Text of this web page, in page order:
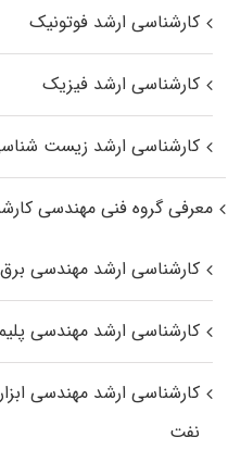
کارشناسی ارشد فوتونیک
کارشناسی ارشد فیزیک
کارشناسی ارشد زیست‌
معرفی گروه فنی مهندسی
کارشناسی ارشد مهندسی برق
کارشناسی ارشد مهندسی
کارشناسی ارشد مهندسی
نفت